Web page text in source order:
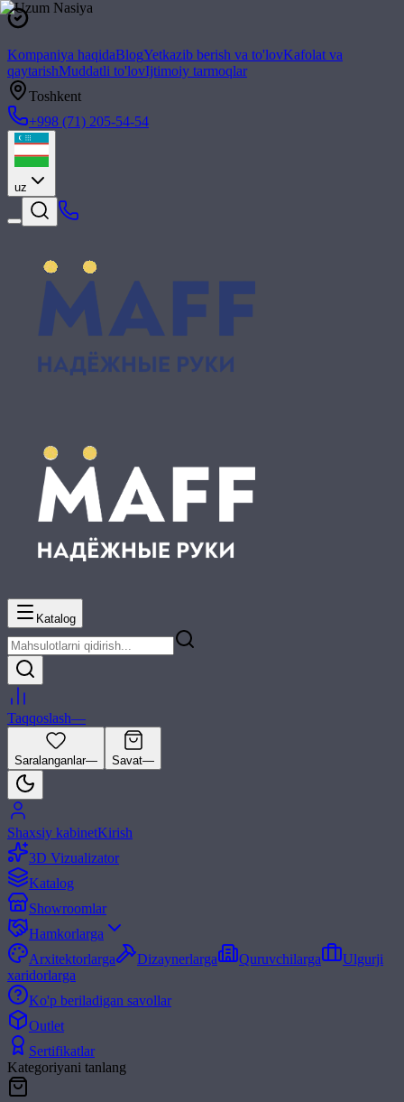
Kompaniya haqidaBlogYetkazib berish va to'lovKafolat va
qaytarishMuddatli to'lovIjtimoiy tarmoqlar
Toshkent
+998 (71) 205-54-54
uz
Katalog
Taqqoslash—
Saralanganlar— Savat—
Shaxsiy kabinetKirish
3D Vizualizator
Katalog
Showroomlar
Hamkorlarga
Arxitektorlarga
Dizaynerlarga Quruvchilarga
Ulgurji
xaridorlarga
Ko'p beriladigan savollar
Outlet
Sertifikatlar
Kategoriyani tanlang